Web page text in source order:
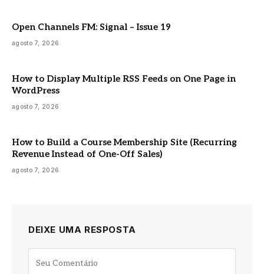
Open Channels FM: Signal – Issue 19
agosto 7, 2026
How to Display Multiple RSS Feeds on One Page in
WordPress
agosto 7, 2026
How to Build a Course Membership Site (Recurring
Revenue Instead of One-Off Sales)
agosto 7, 2026
DEIXE UMA RESPOSTA